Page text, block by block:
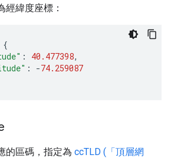
經緯度座標：
{
: 40.477398,
: -74.259087
的區碼，指定為 ccTLD (「頂層網